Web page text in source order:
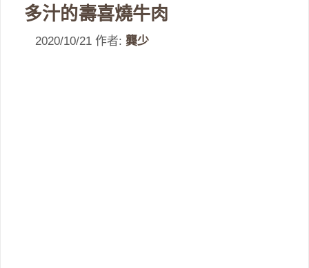
多汁的壽喜燒牛肉
2020/10/21 作者: 龔少